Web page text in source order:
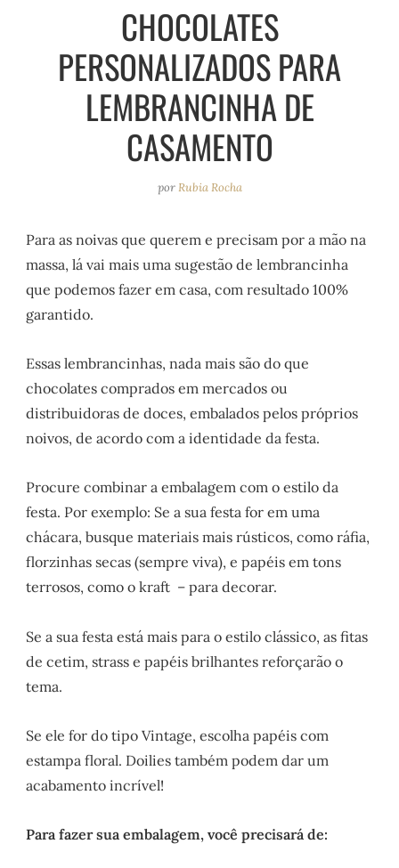
a
m
k
s
t
CHOCOLATES
PERSONALIZADOS PARA
LEMBRANCINHA DE
CASAMENTO
porRubia Rocha
Para as noivas que querem e precisam por a mão na
massa, lá vai mais uma sugestão de lembrancinha
que podemos fazer em casa, com resultado 100%
garantido.
Essas lembrancinhas, nada mais são do que
chocolates comprados em mercados ou
distribuidoras de doces, embalados pelos próprios
noivos, de acordo com a identidade da festa.
Procure combinar a embalagem com o estilo da
festa. Por exemplo: Se a sua festa for em uma
chácara, busque materiais mais rústicos, como ráfia,
florzinhas secas (sempre viva), e papéis em tons
terrosos, como o kraft – para decorar.
Se a sua festa está mais para o estilo clássico, as fitas
de cetim, strass e papéis brilhantes reforçarão o
tema.
Se ele for do tipo Vintage, escolha papéis com
estampa floral. Doilies também podem dar um
acabamento incrível!
Para fazer sua embalagem, você precisará de: